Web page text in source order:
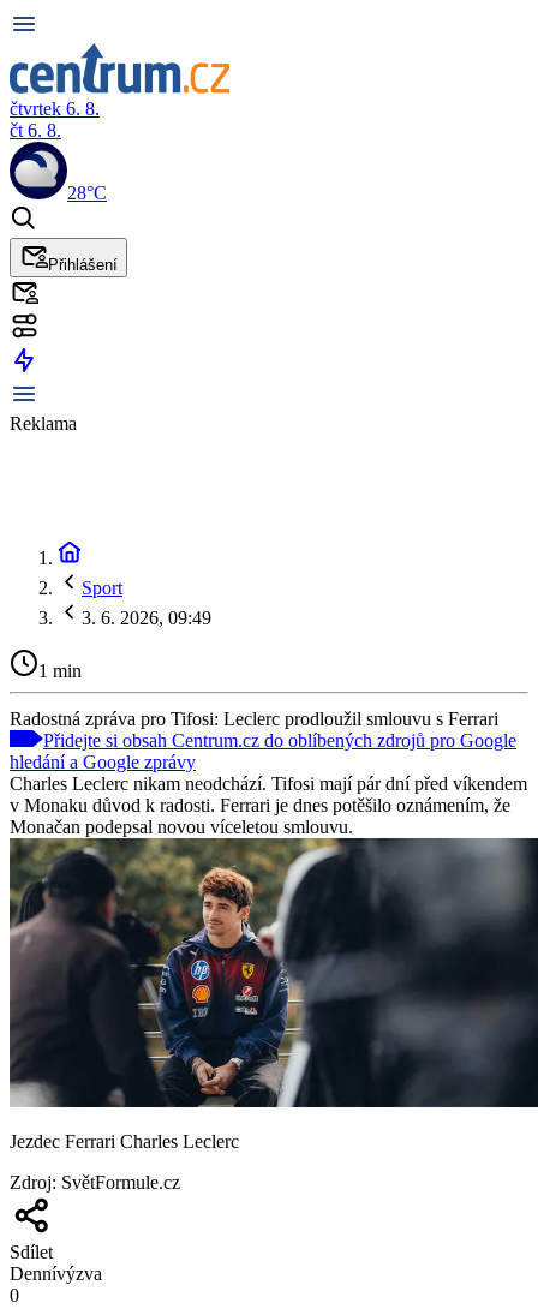
čtvrtek 6. 8.
čt 6. 8.
28°C
Přihlášení
Reklama
Sport
3. 6. 2026, 09:49
1 min
Radostná zpráva pro Tifosi: Leclerc prodloužil smlouvu s Ferrari
Přidejte si obsah Centrum.cz do oblíbených zdrojů pro Google
hledání a Google zprávy
Charles Leclerc nikam neodchází. Tifosi mají pár dní před víkendem
v Monaku důvod k radosti. Ferrari je dnes potěšilo oznámením, že
Monačan podepsal novou víceletou smlouvu.
Jezdec Ferrari Charles Leclerc
Zdroj: SvětFormule.cz
Sdílet
Dennívýzva
0